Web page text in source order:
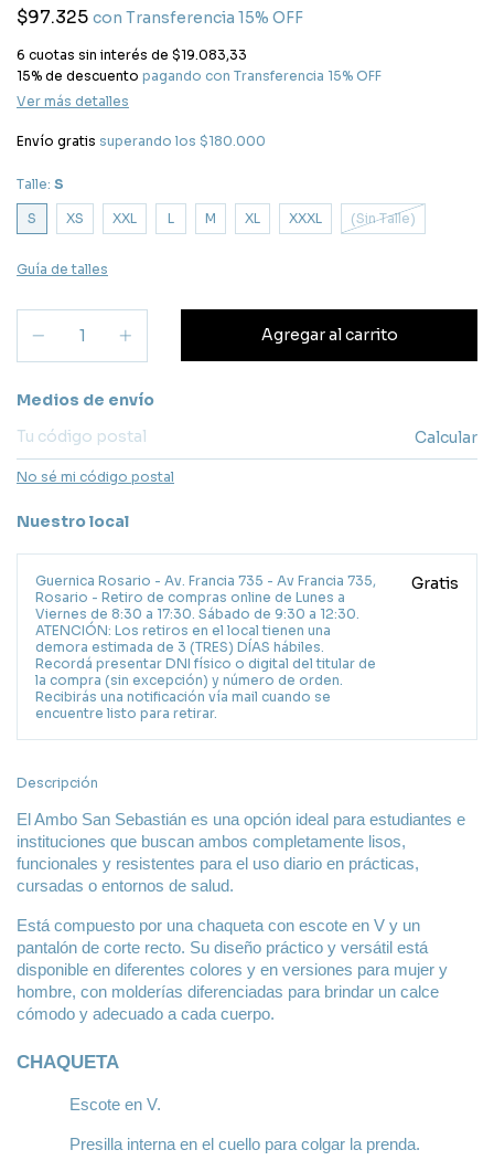
$97.325 con Transferencia 15% OFF
6 cuotas sin interés de $19.083,33
15% de descuento pagando con Transferencia 15% OFF
Ver más detalles
Envío gratis superando los $180.000
Talle: S
S XS XXL L M XL XXXL (Sin Talle)
Guía de talles
Entregas para el CP:
Medios de envío
Calcular
No sé mi código postal
Nuestro local
Guernica Rosario - Av. Francia 735 - Av Francia 735,
Rosario - Retiro de compras online de Lunes a
Viernes de 8:30 a 17:30. Sábado de 9:30 a 12:30.
ATENCIÓN: Los retiros en el local tienen una
demora estimada de 3 (TRES) DÍAS hábiles.
Recordá presentar DNI físico o digital del titular de
la compra (sin excepción) y número de orden.
Recibirás una notificación vía mail cuando se
encuentre listo para retirar.
Gratis
Descripción
El Ambo San Sebastián es una opción ideal para estudiantes e
instituciones que buscan ambos completamente lisos,
funcionales y resistentes para el uso diario en prácticas,
cursadas o entornos de salud.
Está compuesto por una chaqueta con escote en V y un
pantalón de corte recto. Su diseño práctico y versátil está
disponible en diferentes colores y en versiones para mujer y
hombre, con molderías diferenciadas para brindar un calce
cómodo y adecuado a cada cuerpo.
CHAQUETA
Escote en V.
Presilla interna en el cuello para colgar la prenda.